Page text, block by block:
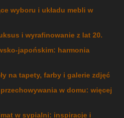
wyboru i układu mebli w
i wyrafinowanie z lat 20.
japońskim: harmonia
na tapety, farby i galerie zdjęć
w domu: więcej
w sypialni: inspiracje i